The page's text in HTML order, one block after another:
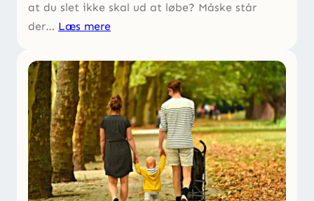
at du slet ikke skal ud at løbe? Måske står
der… Læs mere